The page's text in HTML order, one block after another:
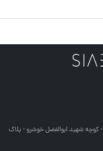
شهید ابوالفضل خوشرو - پلاک